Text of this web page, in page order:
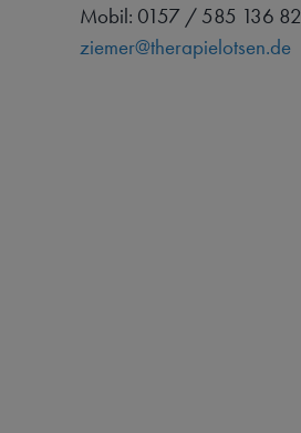
Mobil: 0157 / 585 136 82
ziemer@therapielotsen.de